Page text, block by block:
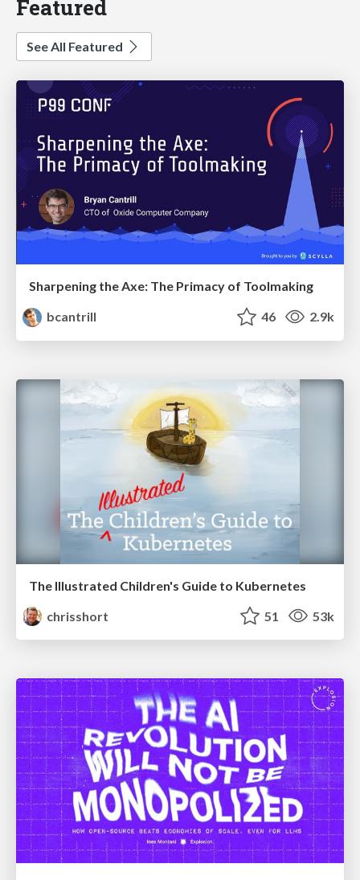
Featured
See All Featured
Sharpening the Axe: The Primacy of Toolmaking
bcantrill
46 2.9k
The Illustrated Children's Guide to Kubernetes
chrisshort
51 53k